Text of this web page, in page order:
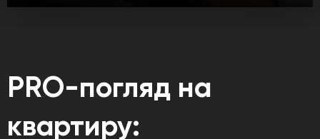
PRO-погляд на
квартиру: